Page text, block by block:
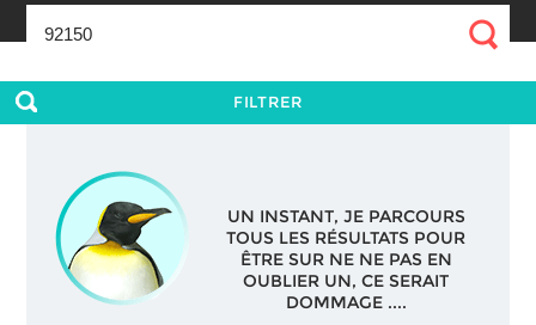
FILTRER
UN INSTANT, JE PARCOURS
TOUS LES RÉSULTATS POUR
ÊTRE SUR NE NE PAS EN
OUBLIER UN, CE SERAIT
DOMMAGE ....